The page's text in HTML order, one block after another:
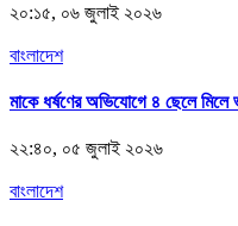
২০:১৫, ০৬ জুলাই ২০২৬
বাংলাদেশ
মাকে ধর্ষণের অভিযোগে ৪ ছেলে
২২:৪০, ০৫ জুলাই ২০২৬
বাংলাদেশ